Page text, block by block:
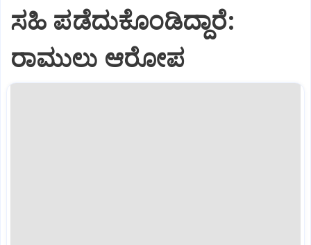
ಸಹಿ ಪಡೆದುಕೊಂಡಿದ್ದಾರೆ:
ರಾಮುಲು ಆರೋಪ